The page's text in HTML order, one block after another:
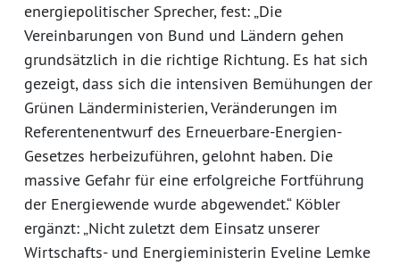
energiepolitischer Sprecher, fest: „Die
Vereinbarungen von Bund und Ländern gehen
grundsätzlich in die richtige Richtung. Es hat sich
gezeigt, dass sich die intensiven Bemühungen der
Grünen Länderministerien, Veränderungen im
Referentenentwurf des Erneuerbare-Energien-
Gesetzes herbeizuführen, gelohnt haben. Die
massive Gefahr für eine erfolgreiche Fortführung
der Energiewende wurde abgewendet.“ Köbler
ergänzt: „Nicht zuletzt dem Einsatz unserer
Wirtschafts- und Energieministerin Eveline Lemke